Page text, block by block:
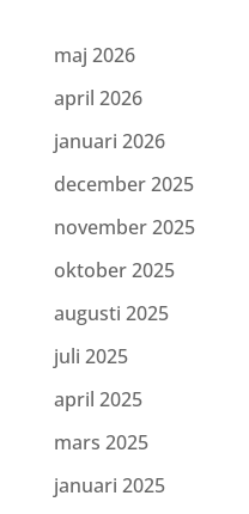
maj 2026
april 2026
januari 2026
december 2025
november 2025
oktober 2025
augusti 2025
juli 2025
april 2025
mars 2025
januari 2025